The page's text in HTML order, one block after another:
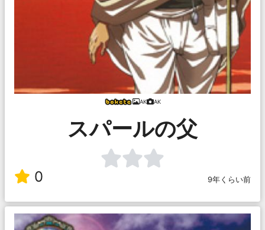
AK AK
スパールの父
0 9年くらい前